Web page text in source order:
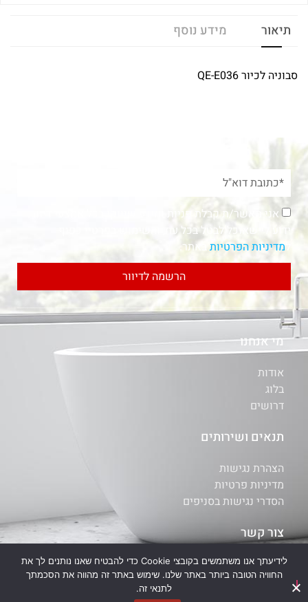
תיאור מידע נוסף
סבוניה לכיור QE-E036
אני מאשר/ת קבלת פניות ומידע שיווקי בכל אמצעי דיוור.
ידוע לי שאוכל לבטל בכל עת, והשימוש בפרטיי כפוף
מדיניות הפרטיותבאתר.
הרשמה לדיוור
מי אנחנו
אודות
בלוג
דרושים
תנאים ושירותים
הצהרת נגישות
מדיניות פרטיות
הסדרי נגישות בסניפים
צור קשר
איתור סניף
יצירת קשר
לידיעתך אנו משתמשים בקובצי Cookie כדי להבטיח שאנו נותנים לך את
החוויה הטובה ביותר באתר שלנו. שימוש באתר זה מהווה את הסכמתך
לתנאי זה.